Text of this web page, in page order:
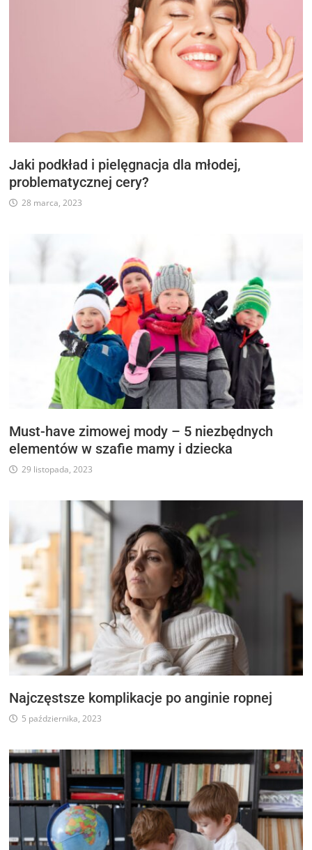
Jaki podkład i pielęgnacja dla młodej,
problematycznej cery?
28 marca, 2023
Must-have zimowej mody – 5 niezbędnych
elementów w szafie mamy i dziecka
29 listopada, 2023
Najczęstsze komplikacje po anginie ropnej
5 października, 2023